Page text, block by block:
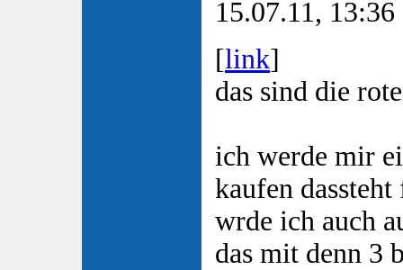
15.07.11, 13:36
[link]
das sind die
ich werde mir
kaufen dassteht
wrde ich auch
das mit denn 3